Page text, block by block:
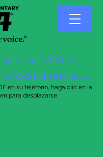
2020-21
próximamente ...
en su teléfono, haga clic en la
para desplazarse